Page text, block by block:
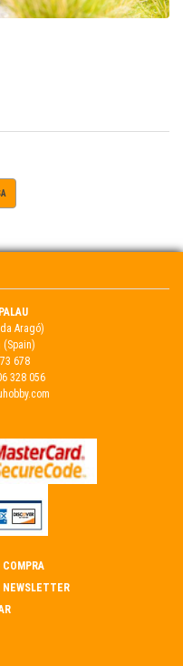
Aragó)
(Spain)
678
328 056
COMPRA
NEWSLETTER